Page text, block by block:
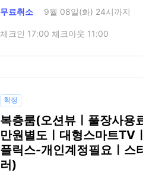
무료취소 9월 08일(화) 24시까지
체크인 17:00 체크아웃 11:00
확정
복층룸(오션뷰ㅣ풀장사용
만원별도ㅣ대형스마트TV
플릭스-개인계정필요ㅣ스
러)